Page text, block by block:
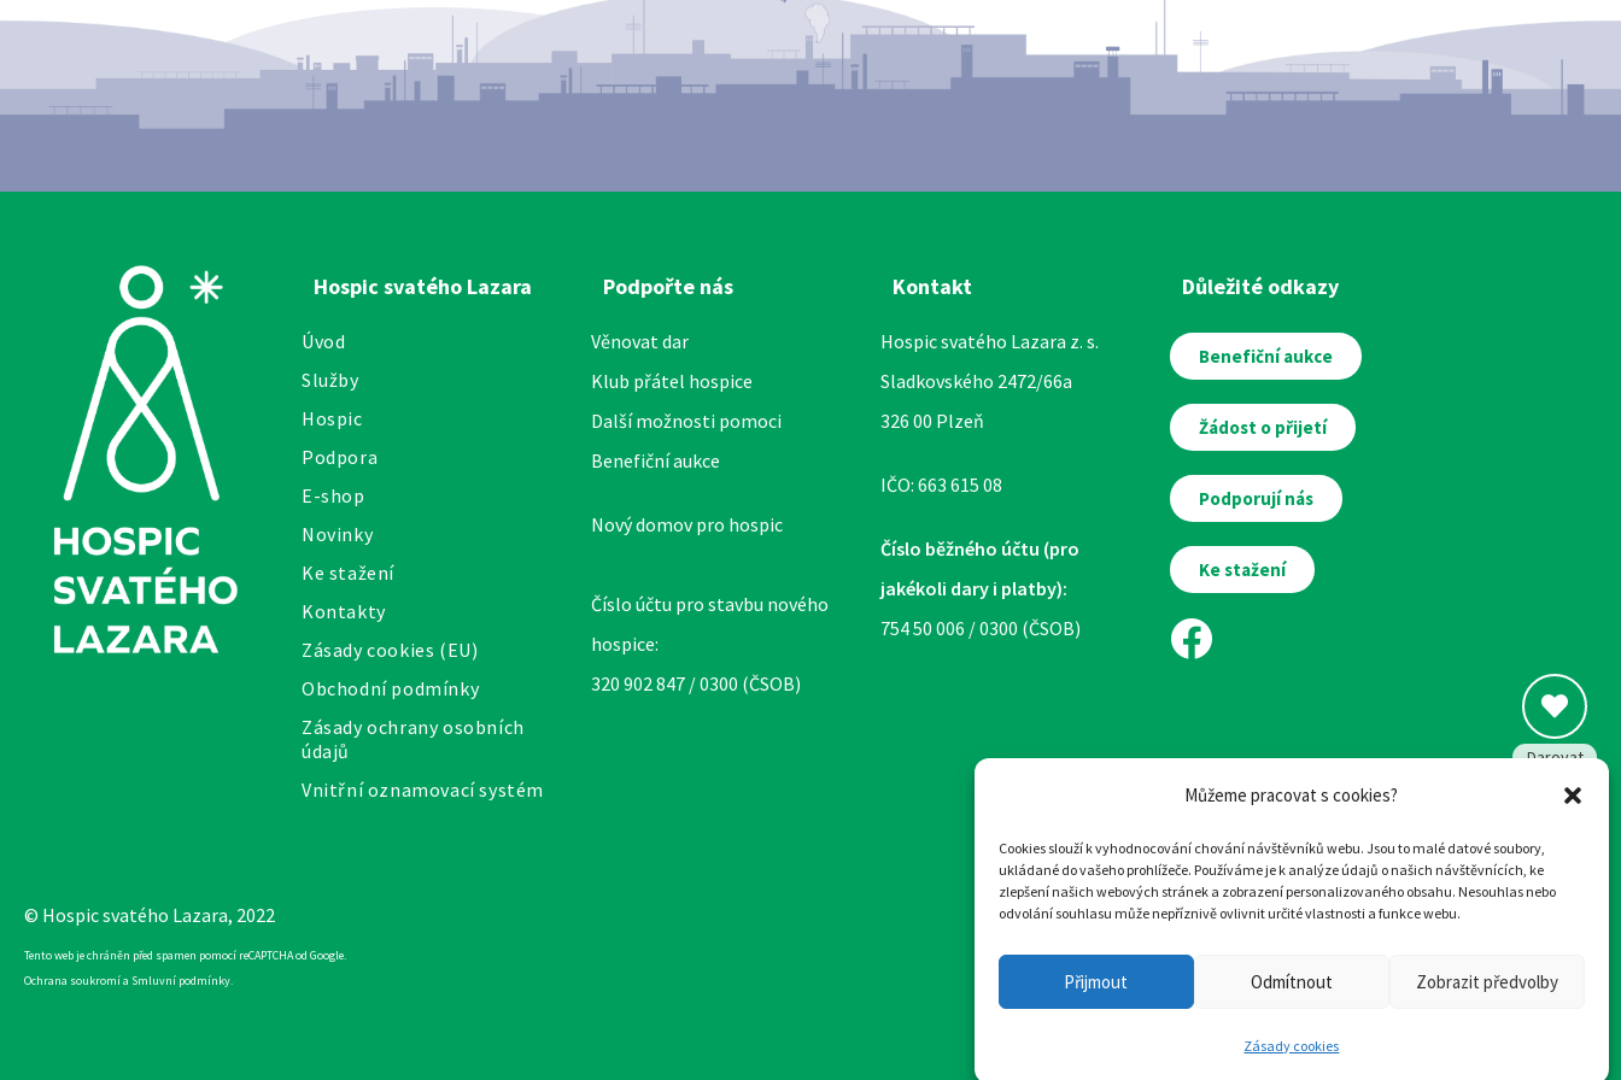
Můžeme pracovat s cookies?
Cookies slouží k vyhodnocování chování návštěvníků webu. Jsou to malé datové soubory,
ukládané do vašeho prohlížeče. Používáme je k analýze údajů o našich návštěvnících, ke
zlepšení našich webových stránek a zobrazení personalizovaného obsahu. Nesouhlas nebo
odvolání souhlasu může nepříznivě ovlivnit určité vlastnosti a funkce webu.
Přijmout Odmítnout Zobrazit předvolby
Zásady cookies
Hospic svatého Lazara
Úvod
Služby
Hospic
Podpora
E-shop
Novinky
Ke stažení
Kontakty
Zásady cookies (EU)
Obchodní podmínky
Zásady ochrany osobních
údajů
Vnitřní oznamovací systém
Podpořte nás
Věnovat dar
Klub přátel hospice
Další možnosti pomoci
Benefiční aukce
Nový domov pro hospic
Číslo účtu pro stavbu nového
hospice:
320 902 847 / 0300 (ČSOB)
Kontakt
Hospic svatého Lazara z. s.
Sladkovského 2472/66a
326 00 Plzeň
IČO: 663 615 08
Číslo běžného účtu (pro
jakékoli dary i platby):
754 50 006 / 0300 (ČSOB)
Důležité odkazy
Benefiční aukce
Žádost o přijetí
Podporují nás
Ke stažení
© Hospic svatého Lazara, 2022
Tento web je chráněn před spamen pomocí reCAPTCHA od Google.
Ochrana soukromía Smluvní podmínky.
Ilustrace:Eva Chmelová
Designatvorba webu:
Darovat